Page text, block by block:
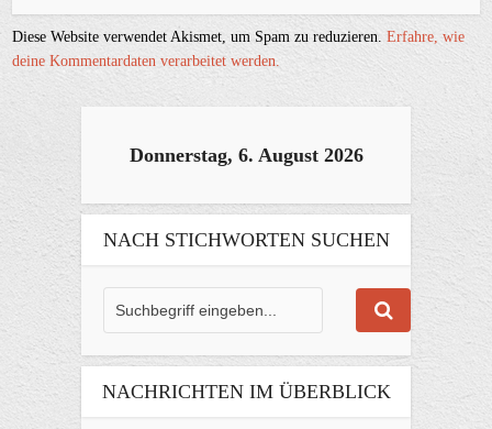
Diese Website verwendet Akismet, um Spam zu reduzieren.Erfahre, wie
deine Kommentardaten verarbeitet werden.
Donnerstag, 6. August 2026
NACH STICHWORTEN SUCHEN
NACHRICHTEN IM ÜBERBLICK